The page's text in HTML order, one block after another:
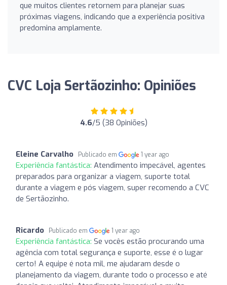
que muitos clientes retornem para planejar suas
próximas viagens, indicando que a experiência positiva
predomina amplamente.
CVC Loja Sertãozinho: Opiniões
4.6/5 (38 Opiniões)
Eleine Carvalho Publicado em 1 year ago
Experiência fantástica: Atendimento impecável, agentes
preparados para organizar a viagem, suporte total
durante a viagem e pós viagem, super recomendo a CVC
de Sertãozinho.
Ricardo Publicado em 1 year ago
Experiência fantástica: Se vocês estão procurando uma
agência com total segurança e suporte, esse é o lugar
certo! A equipe é nota mil, me ajudaram desde o
planejamento da viagem, durante todo o processo e até